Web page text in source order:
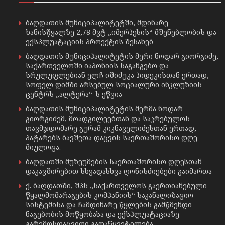
ბაღდათის მუნიციპალიტეტში, მდინარე
ხანისწყალზე 2,78 მვტ „იმერჰესის“ მშენებლობის და
ექსპლუატაციის პროექტის შესახებ
ბაღდათის მუნიციპალიტეტის მერი ნოდარ გიორგიძე,
საქართველოში იაპონიის საგანგებო და
სრულუფლებიან ელჩ იშიძუკა ჰიდეკისთან ერთად,
სოფელ დიმში არსებულ სოციალური ინკლუზიის
ცენტრს „ალტერა“-ს ეწვია
ბაღდათის მუნიციპალიტეტის მერმა ნოდარ
გიორგიძემ, მოადგილეებთან და საკრებულოს
თავმჯდომარე გურამ კიკნაველიძესთან ერთად,
პატარებს ბავშვთა დაცვის საერთაშორისო დღე
მიულოცა.
ბაღდათში მუზეუმების საერთაშორისო დღესთან
დაკავშირებით სხვადასხვა ღონისძიებები გაიმართა
ქ. ბაღდათში, შპს „საქართველოს გაერთიანებული
წყალმომარაგების კომპანიის“ საკანალიზაციო
სისტემისა და ჩამდინარე წყლების გამწმენდი
ნაგებობის მოწყობასა და ექსპლუატაციაზე